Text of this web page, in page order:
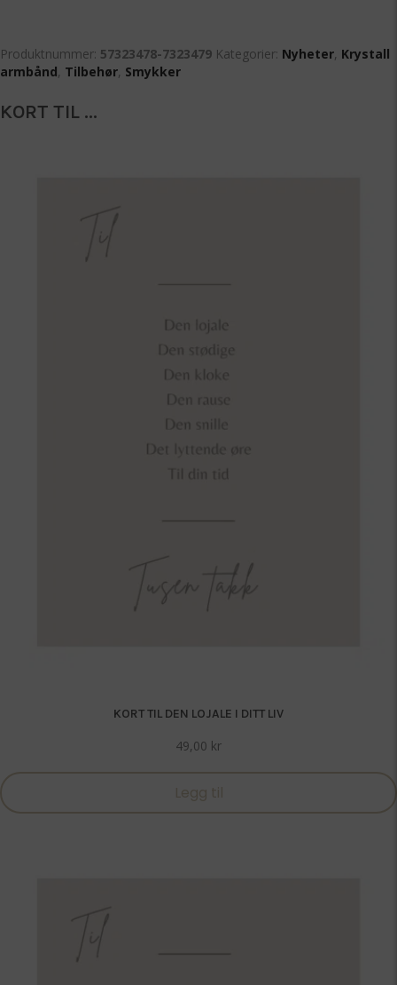
Produktnummer: 57323478-7323479 Kategorier: Nyheter, Krystall
armbånd, Tilbehør, Smykker
KORT TIL ...
KORT TIL DEN LOJALE I DITT LIV
49,00 kr
Legg til